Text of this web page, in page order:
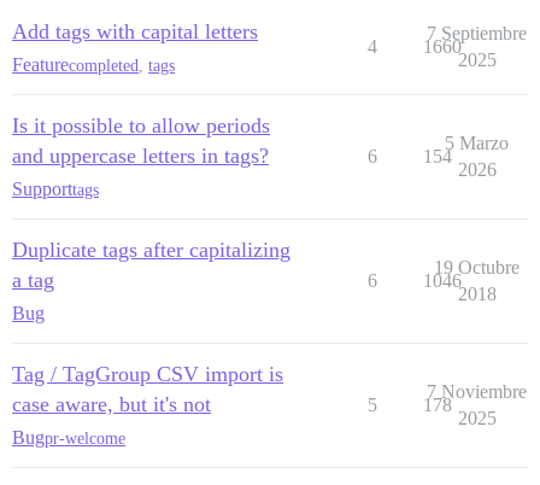
Add tags with capital letters
Featurecompleted tags
4 1660
7 Septiembre
2025
Is it possible to allow periods
and uppercase letters in tags?
Supporttags
6 154
5 Marzo
2026
Duplicate tags after capitalizing
a tag
Bug
6 1046
19 Octubre
2018
Tag / TagGroup CSV import is
case aware, but it's not
Bugpr-welcome
5 178
7 Noviembre
2025